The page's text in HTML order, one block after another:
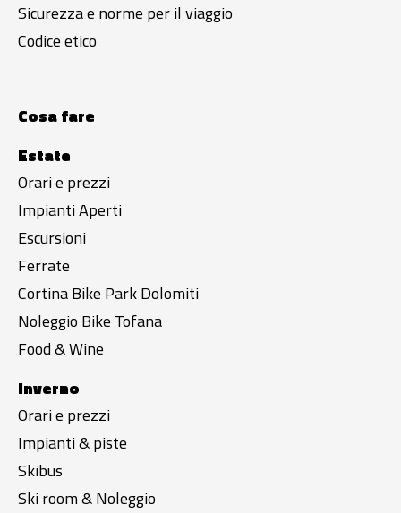
Sicurezza e norme per il viaggio
Codice etico
Cosa fare
Estate
Orari e prezzi
Impianti Aperti
Escursioni
Ferrate
Cortina Bike Park Dolomiti
Noleggio Bike Tofana
Food & Wine
Inverno
Orari e prezzi
Impianti & piste
Skibus
Ski room & Noleggio